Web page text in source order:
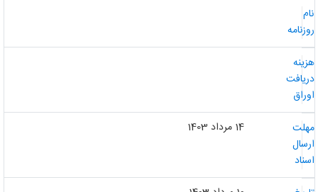
14 مرداد 1403